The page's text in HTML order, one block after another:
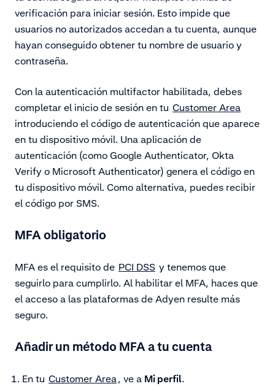
verificación para iniciar sesión. Esto impide que
usuarios no autorizados accedan a tu cuenta, aunque
hayan conseguido obtener tu nombre de usuario y
contraseña.
Con la autenticación multifactor habilitada, debes
completar el inicio de sesión en tu Customer Area
introduciendo el código de autenticación que aparece
en tu dispositivo móvil. Una aplicación de
autenticación (como Google Authenticator, Okta
Verify o Microsoft Authenticator) genera el código en
tu dispositivo móvil. Como alternativa, puedes recibir
el código por SMS.
MFA obligatorio
MFA es el requisito de PCI DSS y tenemos que
seguirlo para cumplirlo. Al habilitar el MFA, haces que
el acceso a las plataformas de Adyen resulte más
seguro.
Añadir un método MFA a tu cuenta
En tu Customer Area, ve a Mi perfil.